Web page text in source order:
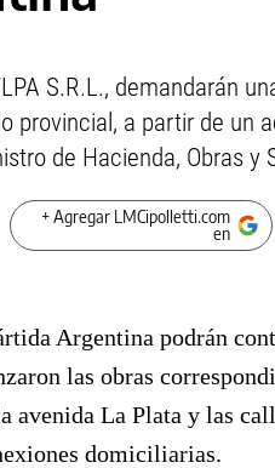
S.R.L., demandarán
provincial, a partir de un
de Hacienda, Obras y
+ Agregar LMCipolletti.com
en
Argentina podrán
las obras
avenida La Plata y las
domiciliarias.